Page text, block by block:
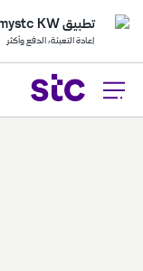
تطبيق mystc KW
إعادة التعبئة، الدفع وأكثر